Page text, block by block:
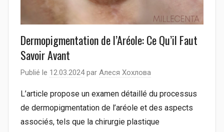
Dermopigmentation de l’Aréole: Ce Qu’il Faut
Savoir Avant
Publié le 12.03.2024par Алеся Хохлова
L’article propose un examen détaillé du processus
de dermopigmentation de l’aréole et des aspects
associés, tels que la chirurgie plastique